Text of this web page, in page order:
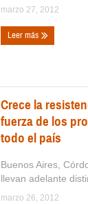
marzo 27, 2012
Leer más
Crece la
fuerza de los
todo el país
Buenos Aires,
llevan adelante
marzo 26, 2012